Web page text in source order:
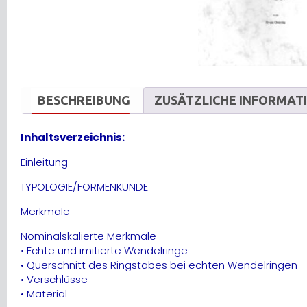
BESCHREIBUNG ZUSÄTZLICHE
Inhaltsverzeichnis:
Einleitung
TYPOLOGIE/FORMENKUNDE
Merkmale
Nominalskalierte Merkmale
• Echte und imitierte Wendelringe
• Querschnitt des Ringstabes bei echten Wendelringen
• Verschlüsse
• Material